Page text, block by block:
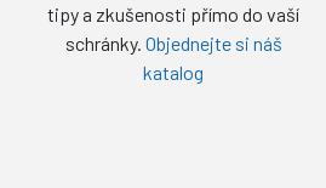
tipy a zkušenosti přímo do vaší
schránky. Objednejte si náš
katalog